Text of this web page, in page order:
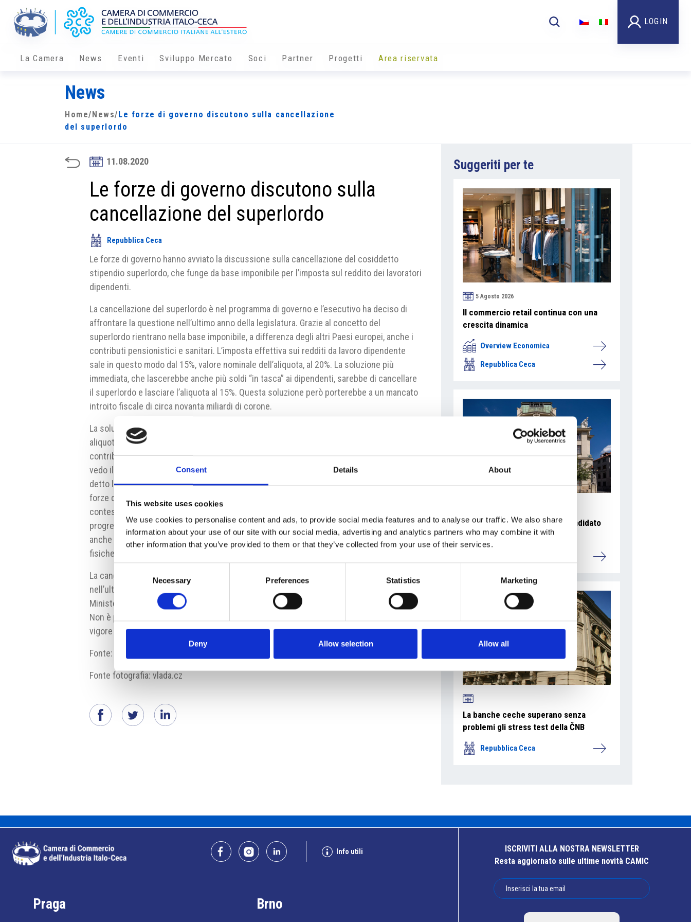
Consent Details About
This website uses cookies
We use cookies to personalise content and ads, to provide social media features and to analyse our traffic. We also share
information about your use of our site with our social media, advertising and analytics partners who may combine it with
other information that you’ve provided to them or that they’ve collected from your use of their services.
Selection
Necessary Preferences Statistics Marketing
Deny Allow selection Allow all
LOGIN
La Camera News Eventi Sviluppo Mercato Soci Partner Progetti Area riservata
News
Home/ News/ Le forze di governo discutono sulla cancellazione
del superlordo
11.08.2020
Le forze di governo discutono sulla
cancellazione del superlordo
Repubblica Ceca
Le forze di governo hanno avviato la discussione sulla cancellazione del cosiddetto
stipendio superlordo, che funge da base imponibile per l’imposta sul reddito dei lavoratori
dipendenti.
La cancellazione del superlordo è nel programma di governo e l’esecutivo ha deciso di
affrontare la questione nell’ultimo anno della legislatura. Grazie al concetto del
superlordo rientrano nella base imponibile, a differenza degli altri Paesi europei, anche i
contributi pensionistici e sanitari. L’imposta effettiva sui redditi da lavoro dipendente
sale in questo modo dal 15%, valore nominale dell’aliquota, al 20%. La soluzione più
immediata, che lascerebbe anche più soldi “in tasca” ai dipendenti, sarebbe di cancellare
il superlordo e lasciare l’aliquota al 15%. Questa soluzione però porterebbe a un mancato
introito fiscale di circa novanta miliardi di corone.
La soluzione prospettata dal ministro delle Finanze Alena Schillerová è il ritorno a più
aliquote progressive o stabilire un’aliquota di base del 19% mantenendo il cosiddetto
contribuito di solidarietà, che viene applicato solo ai redditi da lavoro dipendente. “Non
vedo il motivo, perché le persone più facoltose paghino solo il 15 percento di imposte” ha
detto la titolare del dicastero. D’accordo con la progressione fiscale sono anche le altre
forze della maggioranza, i socialdemocratici e comunisti, che vorrebbero introdurre
contestualmente anche delle imposte settoriali. Rimane aperta anche la questione se la
progressione fiscale debba essere applicata soltanto sui redditi da lavoro dipendente o
anche alle altre fonti di reddito assoggettabili all’imposta sul reddito delle persone
fisiche.
La cancellazione del superlordo sarebbe una delle riforme più importanti del fisco ceco
nell’ultimo decennio. La situazione dovrebbe essere più chiara a settembre, quando il
Ministero delle Finanze presenterà i parametri della legge di bilancio per il prossimo anno.
Non è però escluso che il governo adotti il cambiamento facendo slittare la sua entrata in
vigore alla prossima legislatura.
Fonte:
Fonte fotografia: vlada.cz
Suggeriti per te
5 Agosto 2026
Il commercio retail continua con una
crescita dinamica
Overview Economica
Repubblica Ceca
Ano 2011 schiera un nuovo candidato
sindaco a Praga
La banche ceche superano senza
problemi gli stress test della ČNB
Repubblica Ceca
Info utili
Praga Brno
ISCRIVITI ALLA NOSTRA NEWSLETTER
Resta aggiornato sulle ultime novità CAMIC